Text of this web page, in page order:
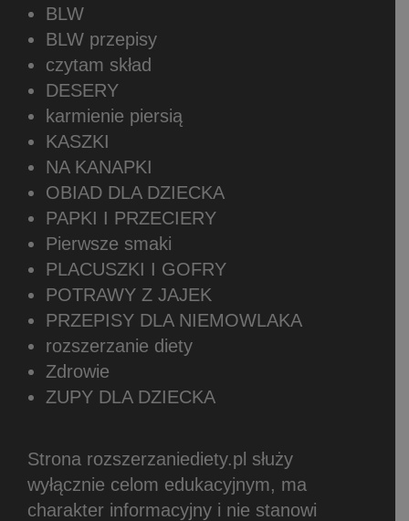
BLW
BLW przepisy
czytam skład
DESERY
karmienie piersią
KASZKI
NA KANAPKI
OBIAD DLA DZIECKA
PAPKI I PRZECIERY
Pierwsze smaki
PLACUSZKI I GOFRY
POTRAWY Z JAJEK
PRZEPISY DLA NIEMOWLAKA
rozszerzanie diety
Zdrowie
ZUPY DLA DZIECKA
Strona rozszerzaniediety.pl służy
wyłącznie celom edukacyjnym, ma
charakter informacyjny i nie stanowi